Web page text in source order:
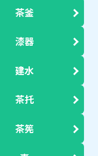
茶釜
漆器
建水
茶托
茶筅